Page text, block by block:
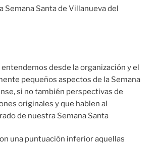
Semana Santa de Villanueva del
entendemos desde la organización y el
pequeños aspectos de la Semana
si no también perspectivas de
originales y que hablen al
de nuestra Semana Santa
una puntuación inferior aquellas